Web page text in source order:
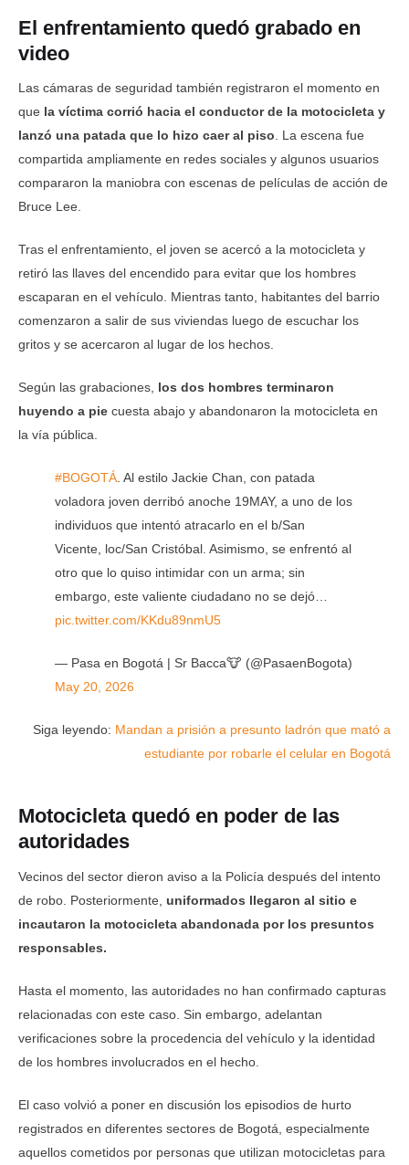
El enfrentamiento quedó grabado en
video
Las cámaras de seguridad también registraron el momento en
que la víctima corrió hacia el conductor de la motocicleta y
lanzó una patada que lo hizo caer al piso. La escena fue
compartida ampliamente en redes sociales y algunos usuarios
compararon la maniobra con escenas de películas de acción de
Bruce Lee.
Tras el enfrentamiento, el joven se acercó a la motocicleta y
retiró las llaves del encendido para evitar que los hombres
escaparan en el vehículo. Mientras tanto, habitantes del barrio
comenzaron a salir de sus viviendas luego de escuchar los
gritos y se acercaron al lugar de los hechos.
Según las grabaciones, los dos hombres terminaron
huyendo a pie cuesta abajo y abandonaron la motocicleta en
la vía pública.
#BOGOTÁ. Al estilo Jackie Chan, con patada
voladora joven derribó anoche 19MAY, a uno de los
individuos que intentó atracarlo en el b/San
Vicente, loc/San Cristóbal. Asimismo, se enfrentó al
otro que lo quiso intimidar con un arma; sin
embargo, este valiente ciudadano no se dejó…
pic.twitter.com/KKdu89nmU5
— Pasa en Bogotá | Sr Bacca🐮 (@PasaenBogota)
May 20, 2026
Siga leyendo: Mandan a prisión a presunto ladrón que mató a
estudiante por robarle el celular en Bogotá
Motocicleta quedó en poder de las
autoridades
Vecinos del sector dieron aviso a la Policía después del intento
de robo. Posteriormente, uniformados llegaron al sitio e
incautaron la motocicleta abandonada por los presuntos
responsables.
Hasta el momento, las autoridades no han confirmado capturas
relacionadas con este caso. Sin embargo, adelantan
verificaciones sobre la procedencia del vehículo y la identidad
de los hombres involucrados en el hecho.
El caso volvió a poner en discusión los episodios de hurto
registrados en diferentes sectores de Bogotá, especialmente
aquellos cometidos por personas que utilizan motocicletas para